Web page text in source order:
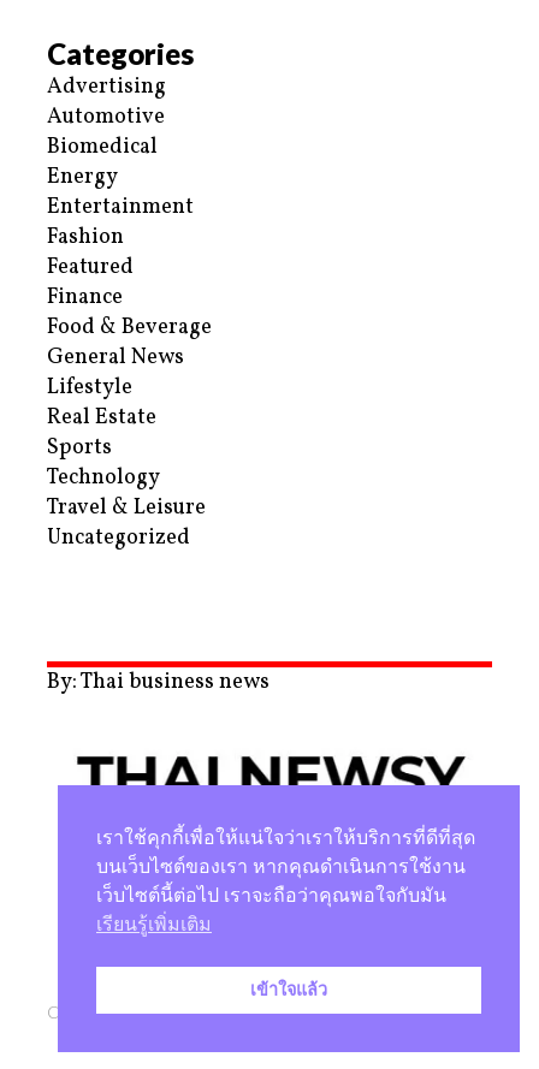
Categories
Advertising
Automotive
Biomedical
Energy
Entertainment
Fashion
Featured
Finance
Food & Beverage
General News
Lifestyle
Real Estate
Sports
Technology
Travel & Leisure
Uncategorized
By: Thai business news
นโยบายความเป็นส่วนตัว
Copyright © 2026 |Studio Magenta Co., Ltd.
เราใช้คุกกี้เพื่อให้แน่ใจว่าเราให้บริการที่ดีที่สุด
บนเว็บไซต์ของเรา หากคุณดำเนินการใช้งาน
เว็บไซต์นี้ต่อไป เราจะถือว่าคุณพอใจกับมัน
เรียนรู้เพิ่มเติม
เข้าใจแล้ว